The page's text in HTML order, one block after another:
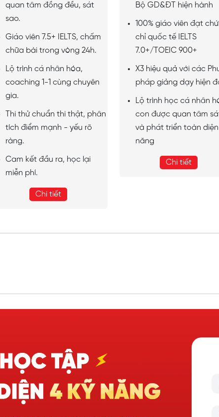
quan tâm đồng đều, sát
sao.
Giáo viên 7.5+ IELTS, chấm
chữa bài trong vòng 24h.
Lộ trình cá nhân hóa,
coaching 1-1 cùng chuyên
gia.
Thi thử chuẩn thi thật, phân
tích điểm mạnh - yếu rõ
ràng.
Cam kết đầu ra, học lại
miễn phí.
Chi tiết
Bộ GD&ĐT hiện hành
100% giáo viên đạt
chỉ quốc tế IELTS
7.0+/TOEIC 900+
X3 hiệu quả với các
pháp giảng dạy hiện
Lộ trình học cá nhân
con được quan tâm
và phát triển toàn
năng
Chi tiết